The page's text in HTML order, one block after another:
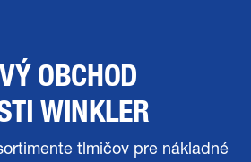
OBCHOD
WINKLER
tlmičov pre nákladné